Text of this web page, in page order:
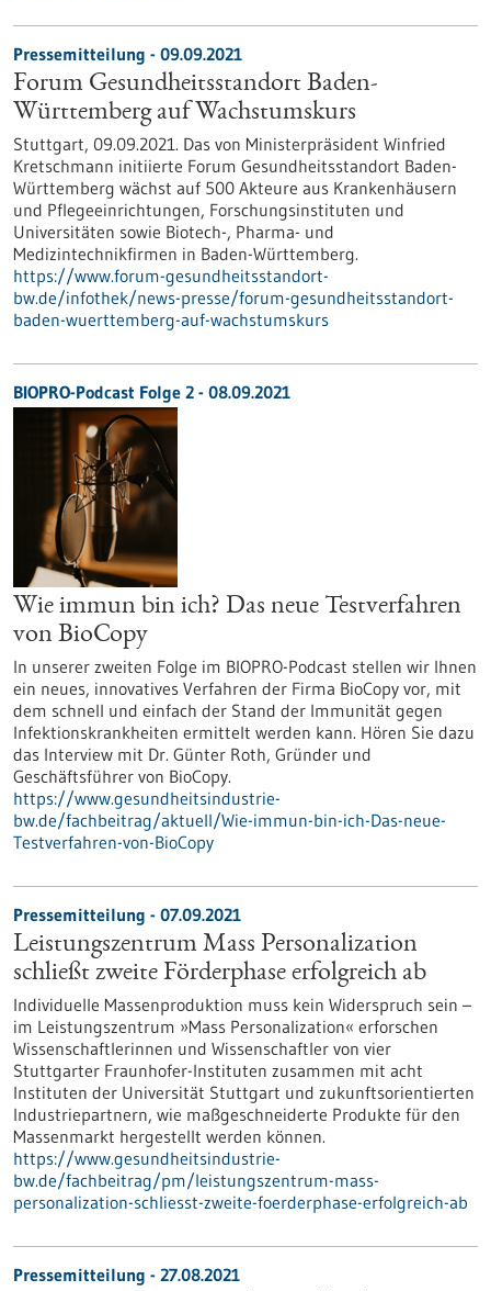
Pressemitteilung - 09.09.2021
Forum Gesundheitsstandort Baden-
Württemberg auf Wachstumskurs
Stuttgart, 09.09.2021. Das von Ministerpräsident Winfried
Kretschmann initiierte Forum Gesundheitsstandort Baden-
Württemberg wächst auf 500 Akteure aus Krankenhäusern
und Pflegeeinrichtungen, Forschungsinstituten und
Universitäten sowie Biotech-, Pharma- und
Medizintechnikfirmen in Baden-Württemberg.
https://www.forum-gesundheitsstandort-
bw.de/infothek/news-presse/forum-gesundheitsstandort-
baden-wuerttemberg-auf-wachstumskurs
BIOPRO-Podcast Folge 2 - 08.09.2021
Wie immun bin ich? Das neue Testverfahren
von BioCopy
In unserer zweiten Folge im BIOPRO-Podcast stellen wir Ihnen
ein neues, innovatives Verfahren der Firma BioCopy vor, mit
dem schnell und einfach der Stand der Immunität gegen
Infektionskrankheiten ermittelt werden kann. Hören Sie dazu
das Interview mit Dr. Günter Roth, Gründer und
Geschäftsführer von BioCopy.
https://www.gesundheitsindustrie-
bw.de/fachbeitrag/aktuell/Wie-immun-bin-ich-Das-neue-
Testverfahren-von-BioCopy
Pressemitteilung - 07.09.2021
Leistungszentrum Mass Personalization
schließt zweite Förderphase erfolgreich ab
Individuelle Massenproduktion muss kein Widerspruch sein –
im Leistungszentrum »Mass Personalization« erforschen
Wissenschaftlerinnen und Wissenschaftler von vier
Stuttgarter Fraunhofer-Instituten zusammen mit acht
Instituten der Universität Stuttgart und zukunftsorientierten
Industriepartnern, wie maßgeschneiderte Produkte für den
Massenmarkt hergestellt werden können.
https://www.gesundheitsindustrie-
bw.de/fachbeitrag/pm/leistungszentrum-mass-
personalization-schliesst-zweite-foerderphase-erfolgreich-ab
Pressemitteilung - 27.08.2021